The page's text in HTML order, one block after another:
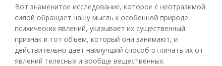
Вот знаменитое исследование, которое с неотразимой
силой обращает нашу мысль к особенной природе
психических явлений, указывает их существенный
признак и тот объем, который они занимают, и
действительно дает наилучший способ отличать их от
явлений телесных и вообще вещественных.